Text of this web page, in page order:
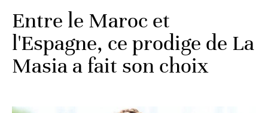
Entre le Maroc et
l'Espagne, ce prodige de La
Masia a fait son choix